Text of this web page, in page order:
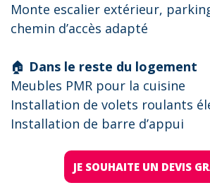
Monte escalier extérieur,
chemin d’accès adapté
🏠 Dans le reste du logement
Meubles PMR pour la cuisine
Installation de volets roulants
Installation de barre d’appui
JE SOUHAITE UN DEVIS